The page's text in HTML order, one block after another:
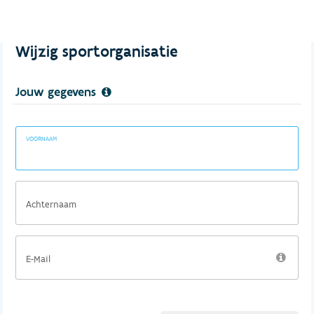
Wijzig sportorganisatie
Jouw gegevens
VOORNAAM
Achternaam
E-Mail